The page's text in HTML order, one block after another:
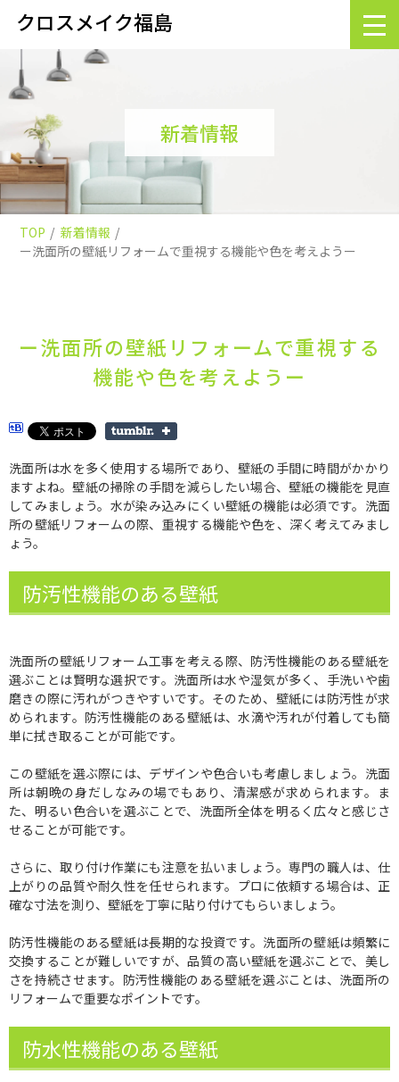
クロスメイク福島
新着情報
TOP
新着情報
ー洗面所の壁紙リフォームで重視する機能や色を考えようー
ー洗面所の壁紙リフォームで重視する
機能や色を考えようー
洗面所は水を多く使用する場所であり、壁紙の手間に時間がかかり
ますよね。壁紙の掃除の手間を減らしたい場合、壁紙の機能を見直
してみましょう。水が染み込みにくい壁紙の機能は必須です。洗面
所の壁紙リフォームの際、重視する機能や色を、深く考えてみまし
ょう。
防汚性機能のある壁紙
洗面所の壁紙リフォーム工事を考える際、防汚性機能のある壁紙を
選ぶことは賢明な選択です。洗面所は水や湿気が多く、手洗いや歯
磨きの際に汚れがつきやすいです。そのため、壁紙には防汚性が求
められます。防汚性機能のある壁紙は、水滴や汚れが付着しても簡
単に拭き取ることが可能です。
この壁紙を選ぶ際には、デザインや色合いも考慮しましょう。洗面
所は朝晩の身だしなみの場でもあり、清潔感が求められます。ま
た、明るい色合いを選ぶことで、洗面所全体を明るく広々と感じさ
せることが可能です。
さらに、取り付け作業にも注意を払いましょう。専門の職人は、仕
上がりの品質や耐久性を任せられます。プロに依頼する場合は、正
確な寸法を測り、壁紙を丁寧に貼り付けてもらいましょう。
防汚性機能のある壁紙は長期的な投資です。洗面所の壁紙は頻繁に
交換することが難しいですが、品質の高い壁紙を選ぶことで、美し
さを持続させます。防汚性機能のある壁紙を選ぶことは、洗面所の
リフォームで重要なポイントです。
防水性機能のある壁紙